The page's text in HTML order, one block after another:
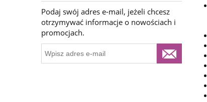
Podaj swój adres e-mail, jeżeli chcesz
otrzymywać informacje o nowościach i
promocjach.